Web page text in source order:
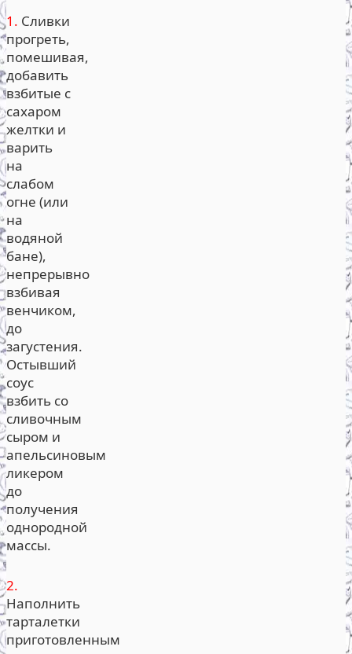
1. Сливки
прогреть,
помешивая,
добавить
взбитые с
сахаром
желтки и
варить
на
слабом
огне (или
на
водяной
бане),
непрерывно
взбивая
венчиком,
до
загустения.
Остывший
соус
взбить со
сливочным
сыром и
апельсиновым
ликером
до
получения
однородной
массы.
2.
Наполнить
тарталетки
приготовленным